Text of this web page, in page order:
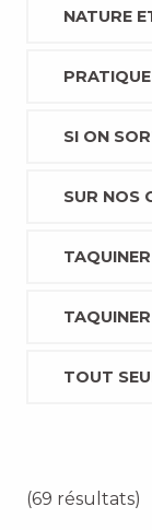
NATURE
PRATIQUE
SI ON
SUR NOS
TOUT
(69 résultats)